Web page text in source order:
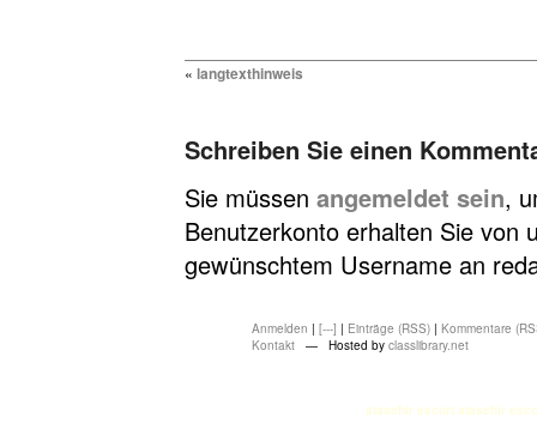
« langtexthinweis
Schreiben Sie einen
Sie müssen angemeldet sein,
Benutzerkonto erhalten Sie von
gewünschtem Username an
Anmelden | [---] | Einträge (RSS) | Kommentare
Kontakt — Hosted by classlibrary.net
atasehir escort atasehir